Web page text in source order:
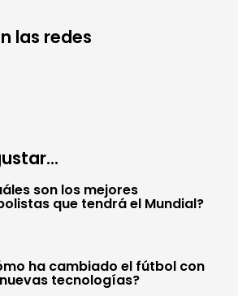
las redes
son los mejores
que tendrá el Mundial?
ha cambiado el fútbol con
tecnologías?